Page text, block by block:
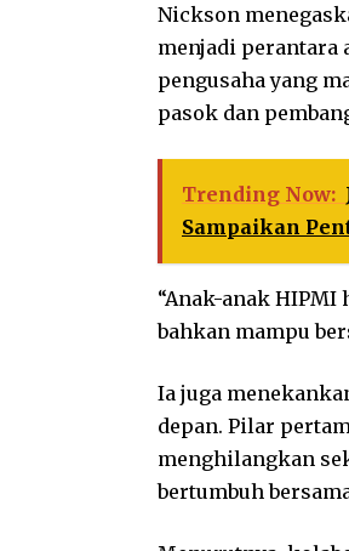
Nickson
menjadi perantara
pengusaha yang
pasok dan
Trending Now:
Sampaikan
“Anak-anak
bahkan mampu
Ia juga
depan. Pilar
menghilangkan
bertumbuh